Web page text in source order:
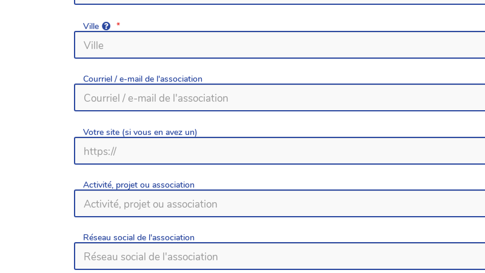
Ville
Courriel / e-mail de l'association
Votre site (si vous en avez un)
Activité, projet ou association
Réseau social de l'association